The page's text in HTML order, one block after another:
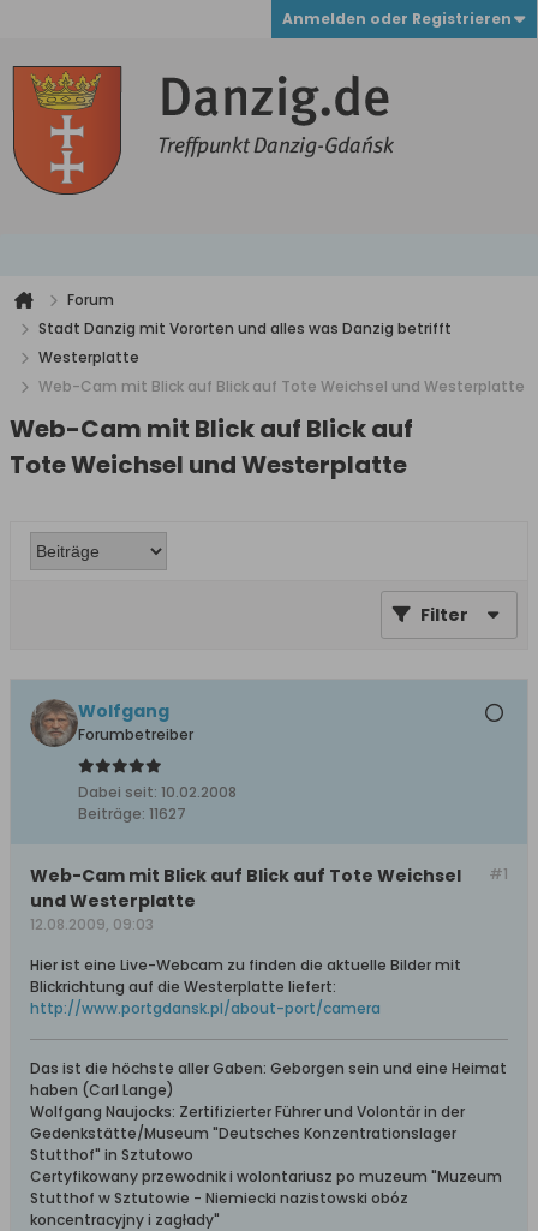
Anmelden oder Registrieren
Forum
Stadt Danzig mit Vororten und alles was Danzig betrifft
Westerplatte
Web-Cam mit Blick auf Blick auf Tote Weichsel und Westerplatte
Web-Cam mit Blick auf Blick auf
Tote Weichsel und Westerplatte
Filter
Wolfgang
Forumbetreiber
Dabei seit: 10.02.2008
Beiträge: 11627
#1
Web-Cam mit Blick auf Blick auf Tote Weichsel
und Westerplatte
12.08.2009, 09:03
Hier ist eine Live-Webcam zu finden die aktuelle Bilder mit
Blickrichtung auf die Westerplatte liefert:
http://www.portgdansk.pl/about-port/camera
Das ist die höchste aller Gaben: Geborgen sein und eine Heimat
haben (Carl Lange)
Wolfgang Naujocks: Zertifizierter Führer und Volontär in der
Gedenkstätte/Museum "Deutsches Konzentrationslager
Stutthof" in Sztutowo
Certyfikowany przewodnik i wolontariusz po muzeum "Muzeum
Stutthof w Sztutowie - Niemiecki nazistowski obóz
koncentracyjny i zagłady"